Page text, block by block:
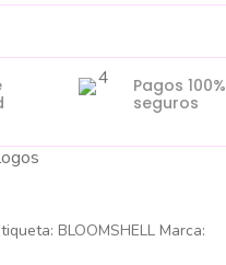
Pagos 100%
seguros
BLOOMSHELL Marca: